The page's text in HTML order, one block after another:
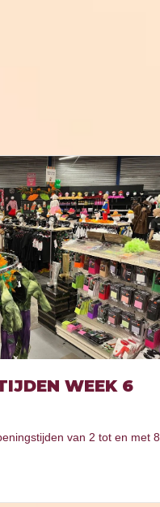
WEEK 6
van 2 tot en met 8